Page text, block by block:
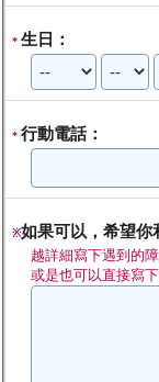
*生日：
*行動電話：
※如果可以，希望你
越詳細寫下遇到的
或是也可以直接寫